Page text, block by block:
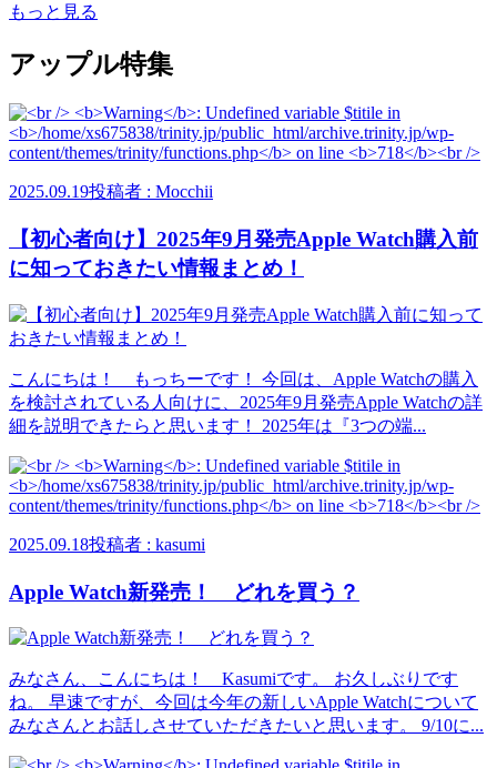
もっと見る
アップル特集
2025.09.19投稿者 : Mocchii
【初心者向け】2025年9月発売Apple Watch購入前
に知っておきたい情報まとめ！
こんにちは！ もっちーです！ 今回は、Apple Watchの購入
を検討されている人向けに、2025年9月発売Apple Watchの詳
細を説明できたらと思います！ 2025年は『3つの端...
2025.09.18投稿者 : kasumi
Apple Watch新発売！ どれを買う？
みなさん、こんにちは！ Kasumiです。 お久しぶりです
ね。 早速ですが、今回は今年の新しいApple Watchについて
みなさんとお話しさせていただきたいと思います。 9/10に...